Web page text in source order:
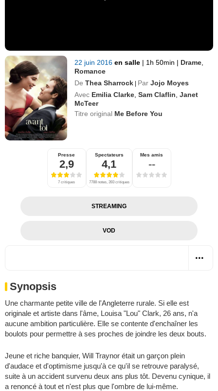
22 juin 2016en salle | 1h 50min | Drame
Romance
De Thea Sharrock | Par Jojo Moyes
Avec Emilia Clarke ,Sam Claflin ,Janet
McTeer
Titre original Me Before You
Presse
2,9
7 critiques
Spectateurs
4,1
7788 notes, 393 critiques
Mes amis
--
STREAMING
VOD
Synopsis
Une charmante petite ville de l'Angleterre rurale. Si elle est
originale et artiste dans l'âme, Louisa "Lou" Clark, 26 ans, n'a
aucune ambition particulière. Elle se contente d'enchaîner les
boulots pour permettre à ses proches de joindre les deux bouts.
Jeune et riche banquier, Will Traynor était un garçon plein
d'audace et d'optimisme jusqu'à ce qu'il se retrouve paralysé,
suite à un accident survenu deux ans plus tôt. Devenu cynique, il
a renoncé à tout et n'est plus que l'ombre de lui-même.